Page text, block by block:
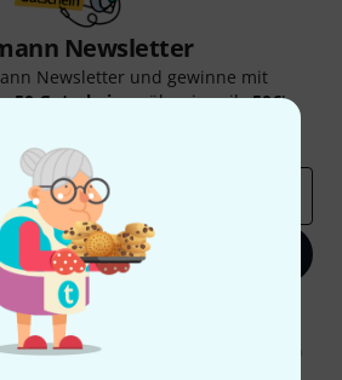
Newsletter
Newsletter und gewinne mit
50 Gutscheinenüber jeweils50€!
Jetzt anmelden
stimmen Sie dem Erhalt von E-Mail-
des E-Mail-Nutzungsverhaltens zu. Die
Weitere Informationen finden Sie in